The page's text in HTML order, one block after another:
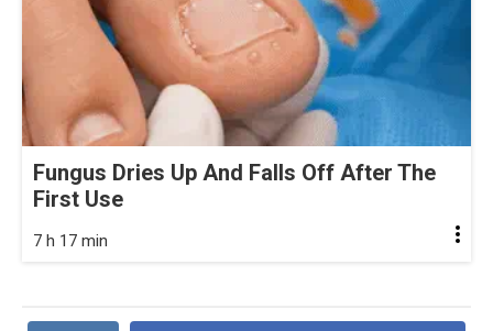
Fungus Dries Up And Falls Off After The
First Use
7 h 17 min